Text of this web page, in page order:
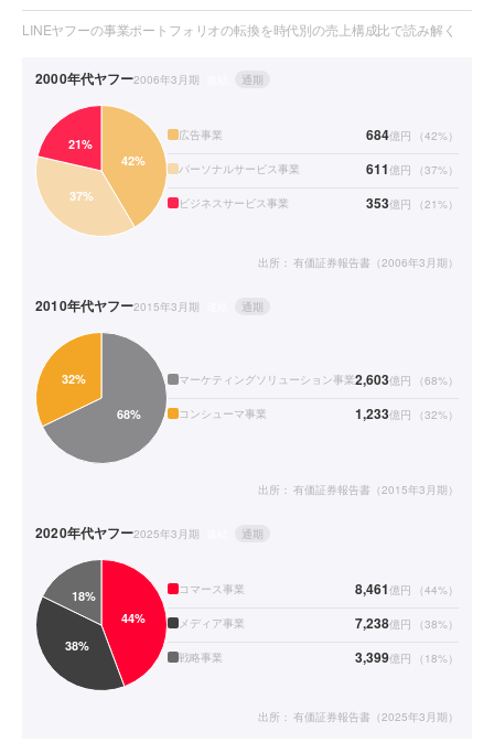
LINEヤフーの事業ポートフォリオの転換を時代別の売上構成比で読み解く
2000年代ヤフー2006年3月期 通期
広告事業 684億円 （42%）
パーソナルサービス事業 611億円 （37%）
ビジネスサービス事業 353億円 （21%）
出所： 有価証券報告書（2006年3月期）
2010年代ヤフー2015年3月期 通期
マーケティングソリューション事業2,603億円 （68%）
コンシューマ事業 1,233億円 （32%）
出所： 有価証券報告書（2015年3月期）
2020年代ヤフー2025年3月期 通期
コマース事業 8,461億円 （44%）
メディア事業 7,238億円 （38%）
戦略事業 3,399億円 （ 18%）
出所： 有価証券報告書（2025年3月期）